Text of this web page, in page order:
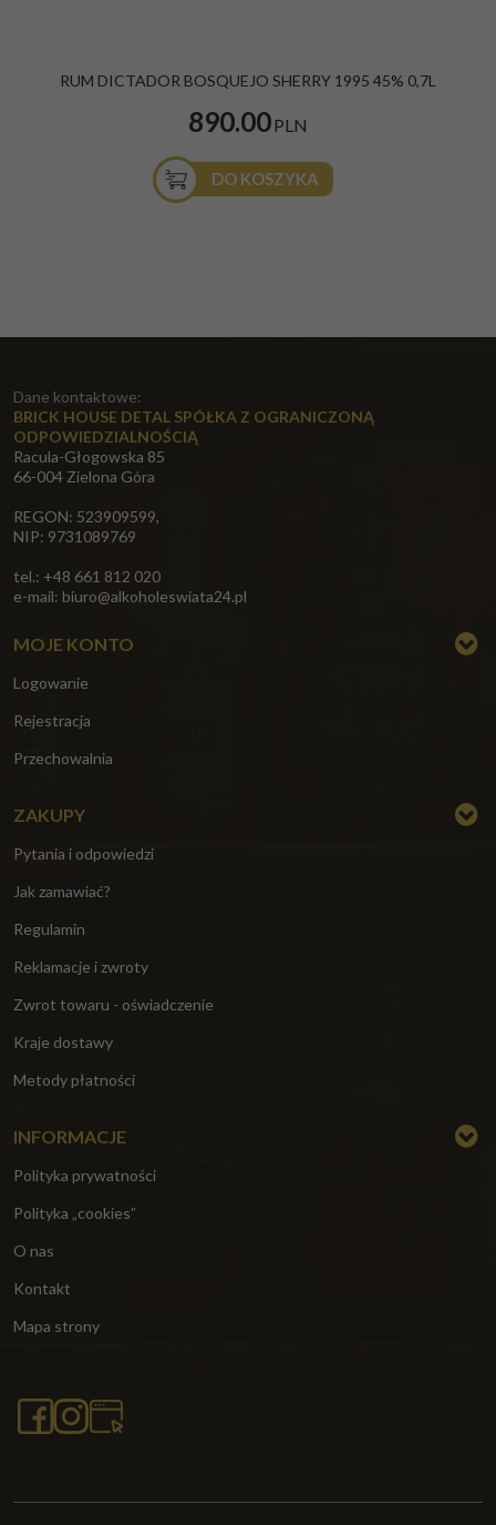
RUM DICTADOR BOSQUEJO SHERRY 1995 45% 0,7L
890.00PLN
DO KOSZYKA
Dane kontaktowe:
BRICK HOUSE DETAL SPÓŁKA Z OGRANICZONĄ
ODPOWIEDZIALNOŚCIĄ
Racula-Głogowska 85
66-004 Zielona Góra
REGON: 523909599,
NIP: 9731089769
tel.: +48 661 812 020
e-mail: biuro@alkoholeswiata24.pl
MOJE KONTO
Logowanie
Rejestracja
Przechowalnia
ZAKUPY
Pytania i odpowiedzi
Jak zamawiać?
Regulamin
Reklamacje i zwroty
Zwrot towaru - oświadczenie
Kraje dostawy
Metody płatności
INFORMACJE
Polityka prywatności
Polityka „cookies”
O nas
Kontakt
Mapa strony